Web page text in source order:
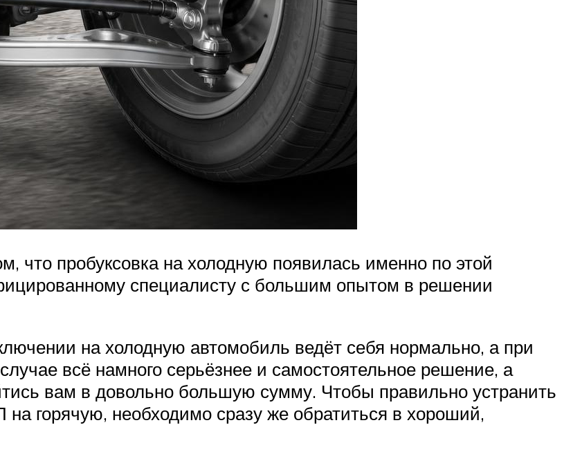
что пробуксовка на холодную появилась именно по этой
специалисту с большим опытом в решении
на холодную автомобиль ведёт себя нормально, а при
всё намного серьёзнее и самостоятельное решение, а
вам в довольно большую сумму. Чтобы правильно устранить
горячую, необходимо сразу же обратиться в хороший,